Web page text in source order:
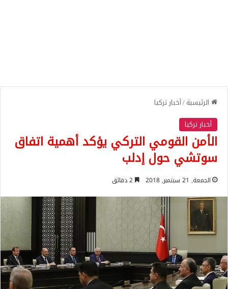
الرئيسية/أخبار تركيا
أخبار تركيا
الأمن القومي التركي يؤكد أهمية اتفاق
سوتشي حول إدلب
الجمعة, 21 سبتمبر, 2018